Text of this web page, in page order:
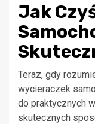
Jak
Teraz, gdy
wycieraczek
do praktycznych
skutecznych